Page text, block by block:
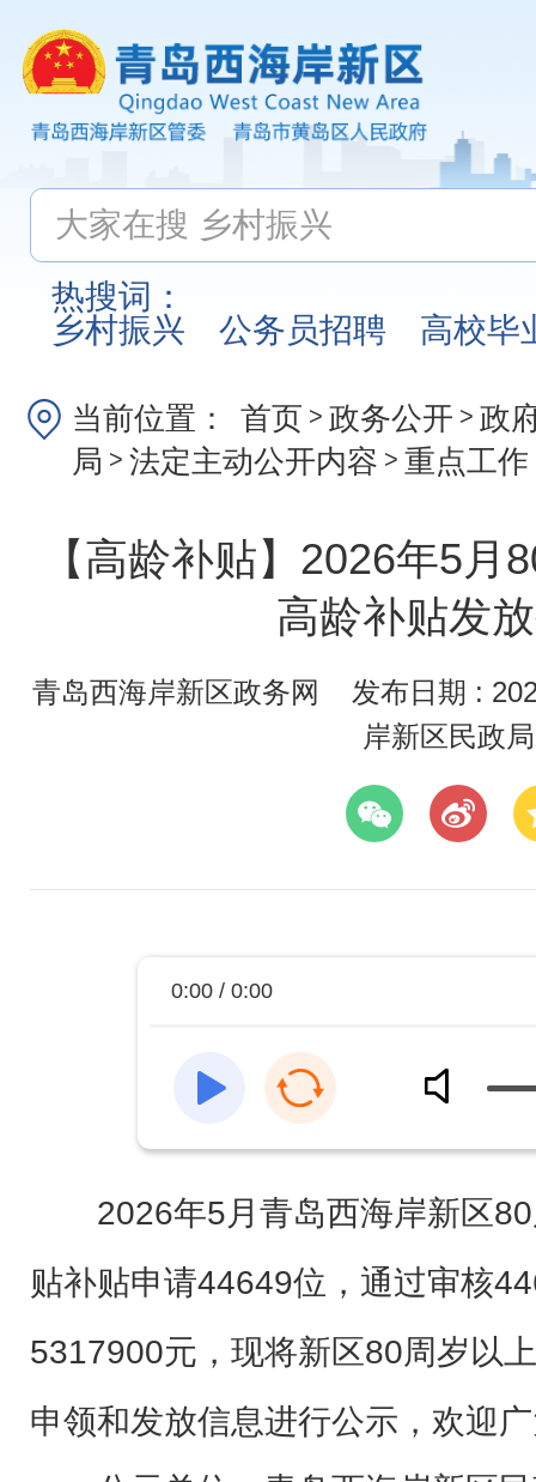
热搜词：
乡村振兴
公务员招聘 高校毕
当前位置： 首页 > 政务公开 > 政
局 > 法定主动公开内容 > 重点工作
【高龄补贴】2026年5月
高龄补贴发
青岛西海岸新区政务网
发布日期 :
岸新区民政局
0:00 / 0:00
2026年5月青岛西海岸新区
贴补贴申请44649位，通过审核
5317900元，现将新区80周岁以
申领和发放信息进行公示，欢迎